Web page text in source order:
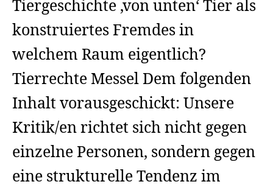
Tiergeschichte ‚von unten‘ Tier als
konstruiertes Fremdes in
welchem Raum eigentlich?
Tierrechte Messel Dem folgenden
Inhalt vorausgeschickt: Unsere
Kritik/en richtet sich nicht gegen
einzelne Personen, sondern gegen
eine strukturelle Tendenz im